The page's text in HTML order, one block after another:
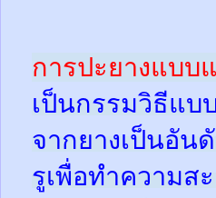
การปะยางแบบ
เป็นกรรมวิธีแบ
จากยางเป็นอัน
รูเพื่อทำความส